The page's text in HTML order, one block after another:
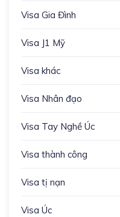
Visa Gia Đình
Visa J1 Mỹ
Visa khác
Visa Nhân đạo
Visa Tay Nghề Úc
Visa thành công
Visa tị nạn
Visa Úc